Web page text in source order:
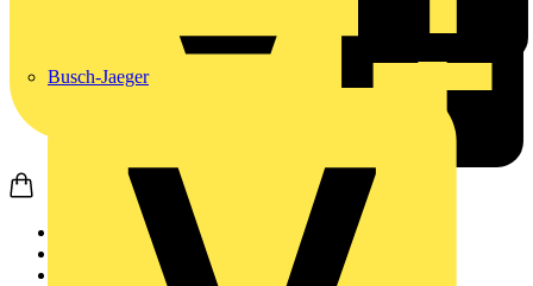
Busch-Jaeger
Schneider Electric